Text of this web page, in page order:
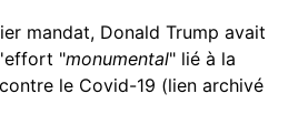
mandat, Donald Trump avait
"monumental" lié à la
le Covid-19 (lien archivé